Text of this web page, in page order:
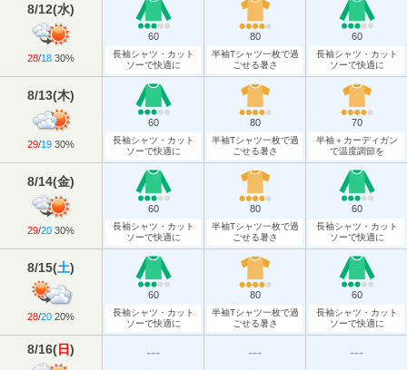
8/12(水)
28/18 30%
60
長袖シャツ・カット
ソーで快適に
80
半袖Tシャツ一枚で過
ごせる暑さ
60
長袖シャツ・カット
ソーで快適に
8/13(木)
29/19 30%
60
長袖シャツ・カット
ソーで快適に
80
半袖Tシャツ一枚で過
ごせる暑さ
70
半袖＋カーディガン
で温度調節を
8/14(金)
29/20 30%
60
長袖シャツ・カット
ソーで快適に
80
半袖Tシャツ一枚で過
ごせる暑さ
60
長袖シャツ・カット
ソーで快適に
8/15(土)
28/20 20%
60
長袖シャツ・カット
ソーで快適に
80
半袖Tシャツ一枚で過
ごせる暑さ
60
長袖シャツ・カット
ソーで快適に
8/16(日)
---
---
---